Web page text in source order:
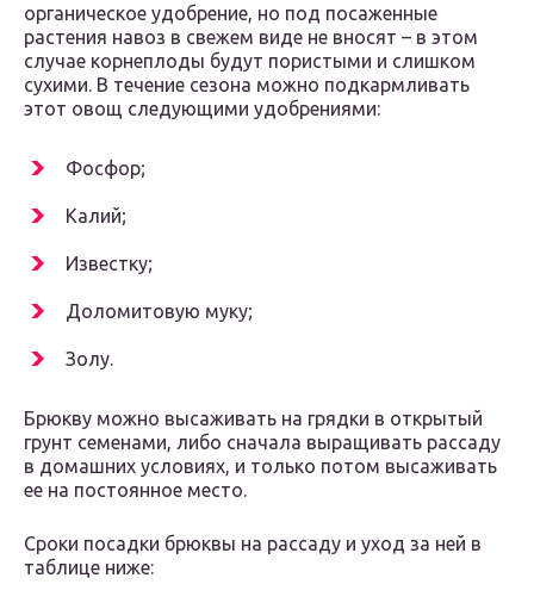
органическое удобрение, но под посаженные
растения навоз в свежем виде не вносят – в этом
случае корнеплоды будут пористыми и слишком
сухими. В течение сезона можно подкармливать
этот овощ следующими удобрениями:
Фосфор;
Калий;
Известку;
Доломитовую муку;
Золу.
Брюкву можно высаживать на грядки в открытый
грунт семенами, либо сначала выращивать рассаду
в домашних условиях, и только потом высаживать
ее на постоянное место.
Сроки посадки брюквы на рассаду и уход за ней в
таблице ниже: